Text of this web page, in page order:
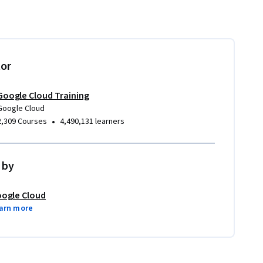
Cloud Training
Cloud
Courses • 4,490,131 learners
Cloud
more